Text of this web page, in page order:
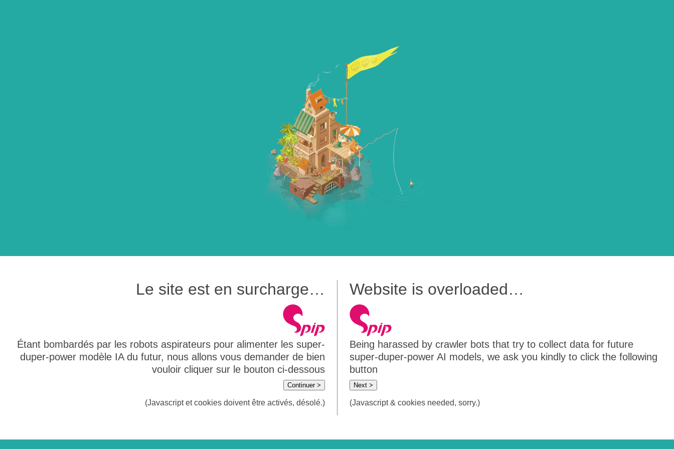
Le site est en surcharge…
Étant bombardés par les robots aspirateurs pour alimenter les super-
duper-power modèle IA du futur, nous allons vous demander de bien
vouloir cliquer sur le bouton ci-dessous
Continuer >
(Javascript et cookies doivent être activés, désolé.)
Website is overloaded…
Being harassed by crawler bots that try to collect data for future
super-duper-power AI models, we ask you kindly to click the following
button
Next >
(Javascript & cookies needed, sorry.)